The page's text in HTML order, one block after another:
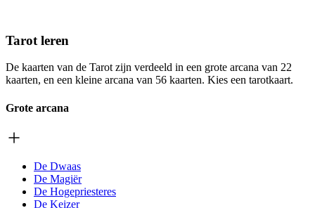
Tarot leren
De kaarten van de Tarot zijn verdeeld in een grote arcana van 22
kaarten, en een kleine arcana van 56 kaarten. Kies een tarotkaart.
Grote arcana
De Dwaas
De Magiër
De Hogepriesteres
De Keizer